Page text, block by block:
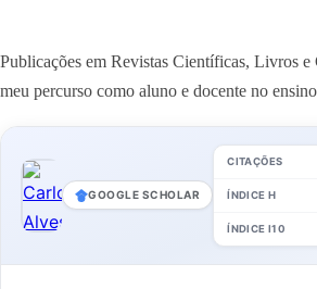
Publicações em Revistas Científicas, Livros e
meu percurso como aluno e docente no
GOOGLE SCHOLAR
CITAÇÕES
ÍNDICE H
ÍNDICE I10